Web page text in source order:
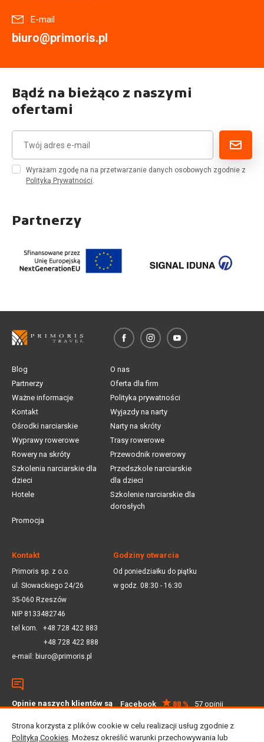
E-mail
biuro@primoris.pl
Bądź na bieżąco z naszymi
ofertami
Wyrażam zgodę na na przetwarzanie danych osobowych zgodnie z
Polityką Prywatności.
Partnerzy
Blog
O nas
Partnerzy
Oferta dla firm
Ważne informacje
Polityka prywatności
Kontakt
Wyjazdy na narty
Ośrodki narciarskie
Narty na skróty
Wyprawy rowerowe
Trasy rowerowe
Rowery na skróty
Przewodnik rowerowy
Szkolenia narciarskie dla
dzieci
Przedszkole narciarskie
dla dzieci
Hotele
Szkolenie narciarskie dla
dorosłych
Promocja
Kontakt
Primoris sp. z o.o.
ul. Słowackiego 24/26
35-060 Rzeszów
NIP 8133482746
tel kom. +48 728 422 883
+48 728 422 888
e-mail: biuro@primoris.pl
Godziny otwarcia
Od poniedziałku do piątku
w godz. 08:30 - 16:30
Opinie naszych klientów są
Facebook 88 %
57 opinii
Strona korzysta z plików cookie w celu realizacji usług zgodnie z
Polityką Cookies. Możesz określić warunki przechowywania lub